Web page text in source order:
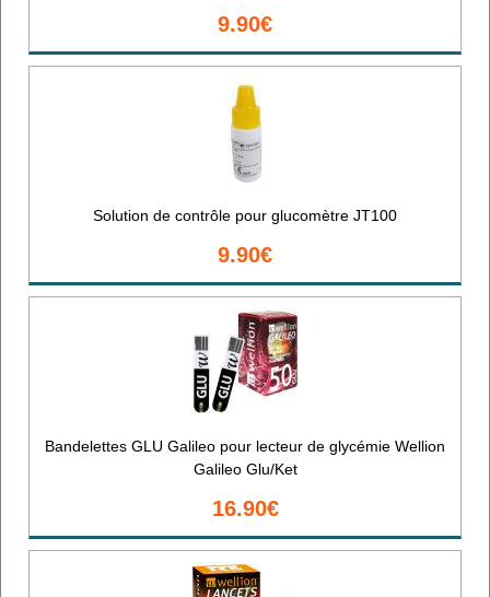
9.90€
Solution de contrôle pour glucomètre JT100
9.90€
Bandelettes GLU Galileo pour lecteur de glycémie Wellion
Galileo Glu/Ket
16.90€